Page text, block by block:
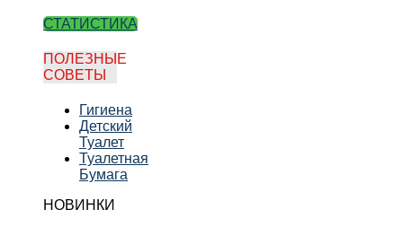
СТАТИСТИКА
ПОЛЕЗНЫЕ
СОВЕТЫ
Гигиена
Детский
Туалет
Туалетная
Бумага
НОВИНКИ